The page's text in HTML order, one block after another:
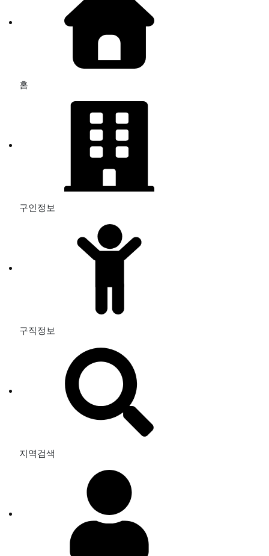
홈
구인정보
구직정보
지역검색